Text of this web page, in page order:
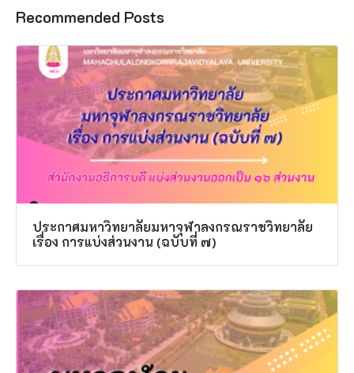
Recommended Posts
ประกาศมหาวิทยาลัยมหาจุฬาลงกรณราชวิทยาลัย
เรื่อง การแบ่งส่วนงาน (ฉบับที่ ๗)